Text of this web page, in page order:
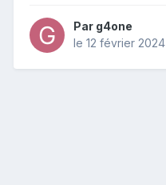
Par g4one
le 12 février 2024